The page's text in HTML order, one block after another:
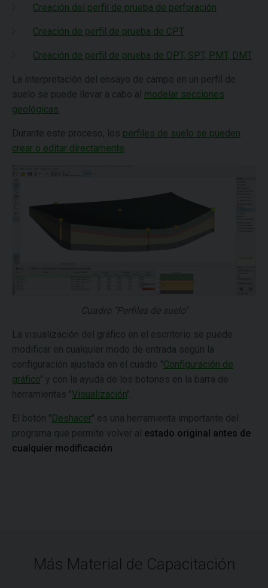
Creación del perfil de prueba de perforación
Creación de perfil de prueba de CPT
Creación de perfil de prueba de DPT, SPT, PMT, DMT
La interpretación del ensayo de campo en un perfil de
suelo se puede llevar a cabo al modelar secciones
geológicas
Durante este proceso, los perfiles de suelo se pueden
crear o editar directamente
Cuadro "Perfiles de suelo"
La visualización del gráfico en el escritorio se puede
modificar en cualquier modo de entrada según la
configuración ajustada en el cuadro "Configuración de
gráfico" y con la ayuda de los botones en la barra de
herramientas "Visualización".
El botón " Deshacer" es una herramienta importante del
programa que permite volver al estado original antes de
cualquier modificación
Más Material de Capacitación